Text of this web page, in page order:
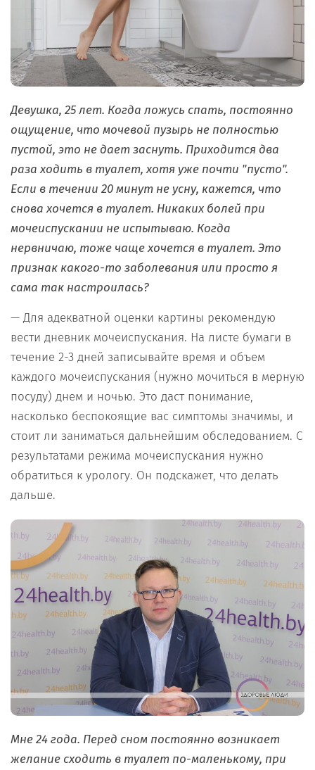
Девушка, 25 лет. Когда ложусь спать, постоянно
ощущение, что мочевой пузырь не полностью
пустой, это не дает заснуть. Приходится два
раза ходить в туалет, хотя уже почти "пусто".
Если в течении 20 минут не усну, кажется, что
снова хочется в туалет. Никаких болей при
мочеиспускании не испытываю. Когда
нервничаю, тоже чаще хочется в туалет. Это
признак какого-то заболевания или просто я
сама так настроилась?
— Для адекватной оценки картины рекомендую
вести дневник мочеиспускания. На листе бумаги в
течение 2-3 дней записывайте время и объем
каждого мочеиспускания (нужно мочиться в мерную
посуду) днем и ночью. Это даст понимание,
насколько беспокоящие вас симптомы значимы, и
стоит ли заниматься дальнейшим обследованием. С
результатами режима мочеиспускания нужно
обратиться к урологу. Он подскажет, что делать
дальше.
Мне 24 года. Перед сном постоянно возникает
желание сходить в туалет по-маленькому, при